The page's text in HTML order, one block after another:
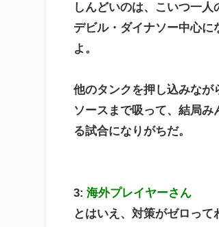
しんどいのは、こいつ一人
デビル・ダイナソー中心に
よ。
他のタンクを押し込みなが
ソースまで吸って、結局み
る試合になりがちだ。
3: 海外プレイヤーさん
とはいえ、対策がゼロって